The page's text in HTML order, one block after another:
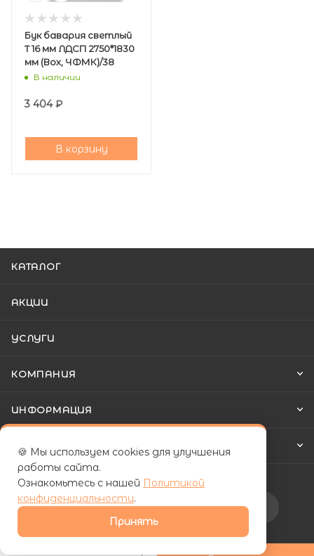
Бук бавария светлый
Т 16 мм ЛДСП 2750*1830
мм (Вох, ЧФМК)/38
В наличии
3 404₽
В корзину
КАТАЛОГ
АКЦИИ
УСЛУГИ
КОМПАНИЯ
ИНФОРМАЦИЯ
КАК КУПИТЬ
Подписаться на рассылку
🍪 Мы используем cookies для улучшения
работы сайта.
Ознакомьтесь с нашей Политикой
конфиденциальности.
Принять